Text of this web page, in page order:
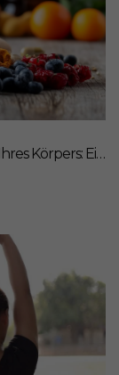
Unterstützung der natürlichen Prozesse Ihres Körpers: Ein ganzheitlicher Ansatz für Ernährung